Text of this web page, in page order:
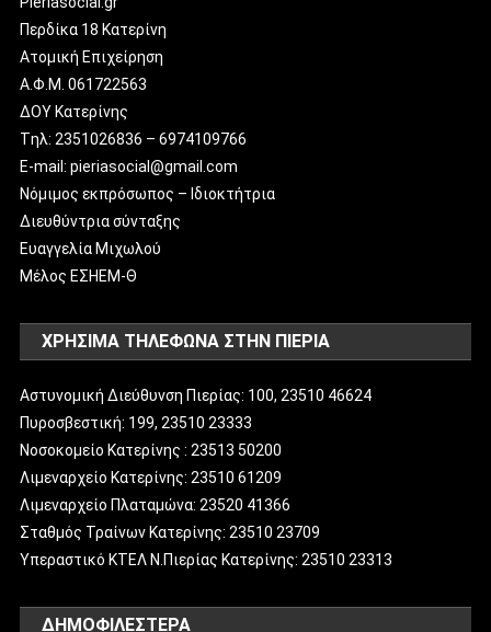
Περδίκα 18 Κατερίνη
Ατομική Επιχείρηση
Α.Φ.Μ. 061722563
ΔΟΥ Κατερίνης
Tηλ: 2351026836 – 6974109766
E-mail: pieriasocial@gmail.com
Νόμιμος εκπρόσωπος – Ιδιοκτήτρια
Διευθύντρια σύνταξης
Ευαγγελία Μιχωλού
Μέλος ΕΣΗΕΜ-Θ
ΧΡΗΣΙΜΑ ΤΗΛΕΦΩΝΑ ΣΤΗΝ ΠΙΕΡΙΑ
Αστυνομική Διεύθυνση Πιερίας: 100, 23510 46624
Πυροσβεστική: 199, 23510 23333
Νοσοκομείο Κατερίνης : 23513 50200
Λιμεναρχείο Κατερίνης: 23510 61209
Λιμεναρχείο Πλαταμώνα: 23520 41366
Σταθμός Τραίνων Κατερίνης: 23510 23709
Υπεραστικό ΚΤΕΛ Ν.Πιερίας Κατερίνης: 23510 23313
ΔΗΜΟΦΙΛΈΣΤΕΡΑ